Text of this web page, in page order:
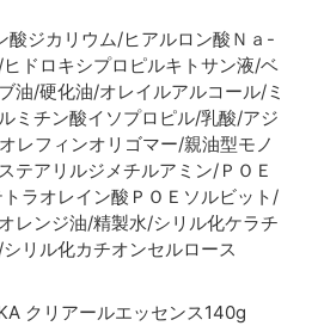
ャンプー1000ml
バランスを整えて、ウネリのある
髪へと導くクセ毛用シャンプー。
酸ジカリウム/ヒアルロン酸Ｎａ-
ドロキシプロピルキトサン液/ベ
油/硬化油/オレイルアルコール/ミ
ミチン酸イソプロピル/乳酸/アジ
レフィンオリゴマー/親油型モノ
テアリルジメチルアミン/ＰＯＥ
ラオレイン酸ＰＯＥソルビット/
レンジ油/精製水/シリル化ケラチ
リル化カチオンセルロース
クリアールエッセンス140g